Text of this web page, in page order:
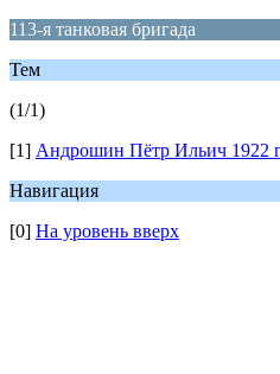
113-я танковая бригада
Тем
(1/1)
[1] Андрошин Пётр Ильич 1922
Навигация
[0] На уровень вверх